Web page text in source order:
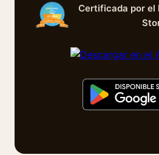
Certificada por el